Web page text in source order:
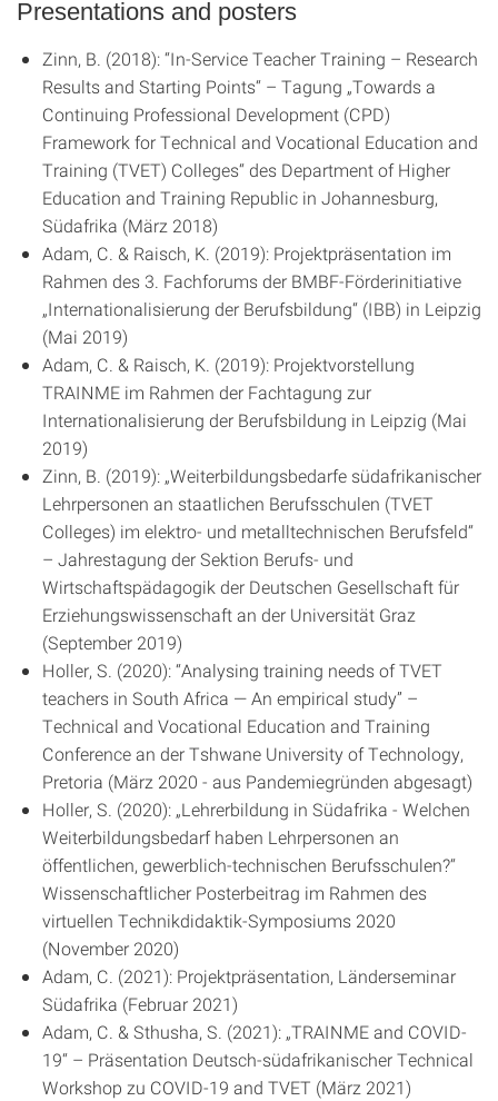
Presentations and posters
Zinn, B. (2018): “In-Service Teacher Training – Research
Results and Starting Points“ – Tagung „Towards a
Continuing Professional Development (CPD)
Framework for Technical and Vocational Education and
Training (TVET) Colleges“ des Department of Higher
Education and Training Republic in Johannesburg,
Südafrika (März 2018)
Adam, C. & Raisch, K. (2019): Projektpräsentation im
Rahmen des 3. Fachforums der BMBF-Förderinitiative
„Internationalisierung der Berufsbildung“ (IBB) in Leipzig
(Mai 2019)
Adam, C. & Raisch, K. (2019): Projektvorstellung
TRAINME im Rahmen der Fachtagung zur
Internationalisierung der Berufsbildung in Leipzig (Mai
2019)
Zinn, B. (2019): „Weiterbildungsbedarfe südafrikanischer
Lehrpersonen an staatlichen Berufsschulen (TVET
Colleges) im elektro- und metalltechnischen Berufsfeld“
– Jahrestagung der Sektion Berufs- und
Wirtschaftspädagogik der Deutschen Gesellschaft für
Erziehungswissenschaft an der Universität Graz
(September 2019)
Holler, S. (2020): “Analysing training needs of TVET
teachers in South Africa — An empirical study” –
Technical and Vocational Education and Training
Conference an der Tshwane University of Technology,
Pretoria (März 2020 - aus Pandemiegründen abgesagt)
Holler, S. (2020): „Lehrerbildung in Südafrika - Welchen
Weiterbildungsbedarf haben Lehrpersonen an
öffentlichen, gewerblich-technischen Berufsschulen?“
Wissenschaftlicher Posterbeitrag im Rahmen des
virtuellen Technikdidaktik-Symposiums 2020
(November 2020)
Adam, C. (2021): Projektpräsentation, Länderseminar
Südafrika (Februar 2021)
Adam, C. & Sthusha, S. (2021): „TRAINME and COVID-
19“ – Präsentation Deutsch-südafrikanischer Technical
Workshop zu COVID-19 and TVET (März 2021)